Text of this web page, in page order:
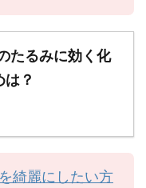
たるみに効く化
？
綺麗にしたい方